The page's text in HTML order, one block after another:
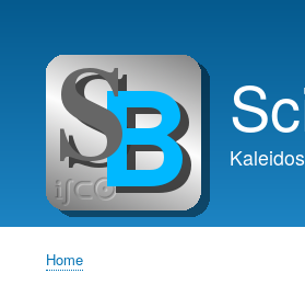
navigation
Home